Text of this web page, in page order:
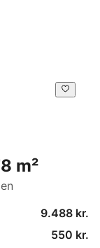
m²
9.488 kr.
550 kr.